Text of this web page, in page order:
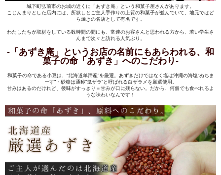
城下町弘前市のお城の近くに「あずき庵」という和菓子屋さんがあります。
こじんまりとした店内には、所狭しとご主人手作りの上質の和菓子が並んでいて、地元ではど
ら焼きの名店として有名です。
わたしたちが取材をしている数時間の間にも、常連のお客さんと思われる方から、若い学生さ
んまで次々と訪れる人気ぶり。
-「あずき庵」というお店の名前にもあらわれる、和
菓子の命「あずき」へのこだわり-
和菓子の命である小豆は、“北海道羊蹄産”を厳選。あずきだけではなく塩は沖縄の海塩“ぬちま
ーす”・砂糖は通称“鬼ザラ”と呼ばれる白ザラメを厳選使用。
甘みはあるのだけれど、後味がすっきり＝甘みが口に残らない。だから、何個でも食べれるよ
うな味わいなんです！